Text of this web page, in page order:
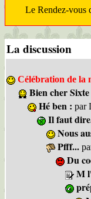
Le Rendez-vous
La discussion
Célébration de la
Bien cher Sixte
Hé ben : par
Il faut
Nous
Pfff...
Du
M